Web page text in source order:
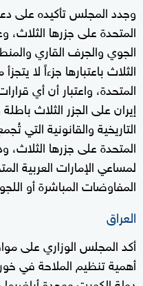
وجدد المجلس تأكيده على
المتحدة على جزرها الثلاث،
الجوي والجرف القاري
الثلاث باعتبارها جزءاً لا
المتحدة، واعتبار أن أي
إيران على الجزر الثلاث
التاريخية والقانونية التي
المتحدة على جزرها الثلاث،
لمساعي الإمارات العربية
المفاوضات المباشرة أو
العراق
أكد المجلس الوزاري على
أهمية تنظيم الملاحة في خور